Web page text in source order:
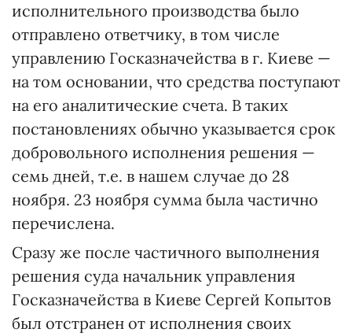
исполнительного производства было
отправлено ответчику, в том числе
управлению Госказначейства в г. Киеве —
на том основании, что средства поступают
на его аналитические счета. В таких
постановлениях обычно указывается срок
добровольного исполнения решения —
семь дней, т.е. в нашем случае до 28
ноября. 23 ноября сумма была частично
перечислена.
Сразу же после частичного выполнения
решения суда начальник управления
Госказначейства в Киеве Сергей Копытов
был отстранен от исполнения своих